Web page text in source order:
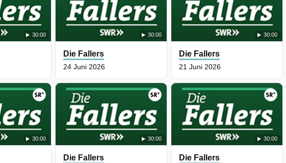
30:00
30:00
30:00
Die Fallers
24 Juni 2026
30:00
Die Fallers
21 Juni 2026
30:00
Die Fallers
30:00
Die Fallers